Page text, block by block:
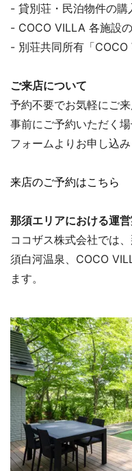
- 貸別荘・民泊物件の
- COCO VILLA 各施設
- 別荘共同所有「
ご来店について
予約不要でお気軽にご来
事前にご予約いただく
フォームよりお申し込み
来店のご予約はこちら
那須エリアにおける運
ココザス株式会社では
須白河温泉、COCO
ます。